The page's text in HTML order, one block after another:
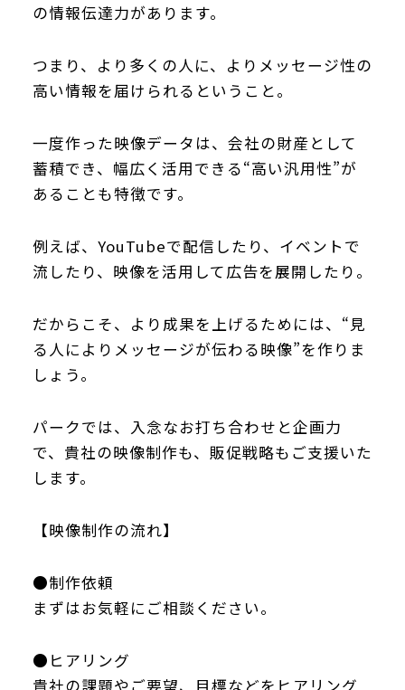
の情報伝達力があります。
つまり、より多くの人に、よりメッセージ性の
高い情報を届けられるということ。
一度作った映像データは、会社の財産として
蓄積でき、幅広く活用できる“高い汎用性”が
あることも特徴です。
例えば、YouTubeで配信したり、イベントで
流したり、映像を活用して広告を展開したり。
だからこそ、より成果を上げるためには、“見
る人によりメッセージが伝わる映像”を作りま
しょう。
パークでは、入念なお打ち合わせと企画力
で、貴社の映像制作も、販促戦略もご支援いた
します。
【映像制作の流れ】
●制作依頼
まずはお気軽にご相談ください。
●ヒアリング
貴社の課題やご要望、目標などをヒアリング